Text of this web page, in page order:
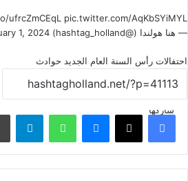
ufrcZmCEqL pic.twitter.com/AqKbSYiMYL
— هنا هولندا (@hashtag_holland)
1, 2024
احتفالات رأس السنة العام الجديد حوادث
شاركهافيسبوك ‫X ماسنجر واتساب